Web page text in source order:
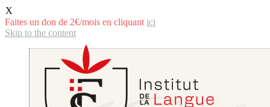
X
Faites un don de 2€/mois en cliquant ici
Skip to the content